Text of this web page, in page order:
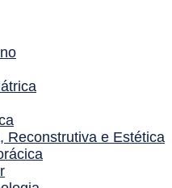
Reconstrutiva e Estética